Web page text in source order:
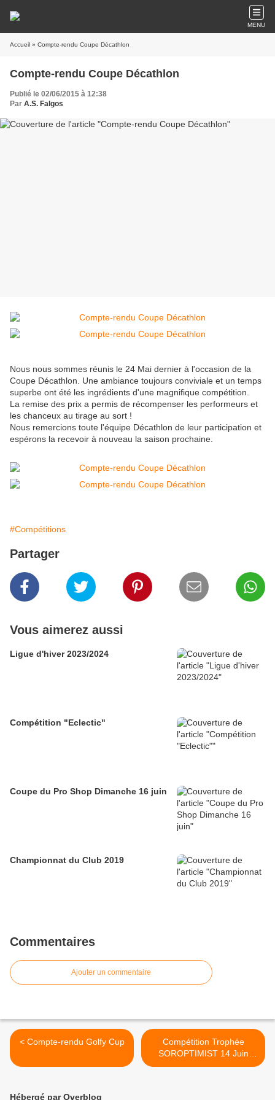
MENU
Accueil » Compte-rendu Coupe Décathlon
Compte-rendu Coupe Décathlon
Publié le 02/06/2015 à 12:38
Par A.S. Falgos
Nous nous sommes réunis le 24 Mai dernier à l'occasion de la
Coupe Décathlon. Une ambiance toujours conviviale et un temps
superbe ont été les ingrédients d'une magnifique compétition.
La remise des prix a permis de récompenser les performeurs et
les chanceux au tirage au sort !
Nous remercions toute l'équipe Décathlon de leur participation et
espérons la recevoir à nouveau la saison prochaine.
#Compétitions
Partager
Vous aimerez aussi
Ligue d'hiver 2023/2024
Compétition "Eclectic"
Coupe du Pro Shop Dimanche 16 juin
Championnat du Club 2019
Commentaires
Ajouter un commentaire
< Compte-rendu Golfy Cup
Compétition Trophée
SOROPTIMIST 14 Juin
2015 >
Hébergé par Overblog